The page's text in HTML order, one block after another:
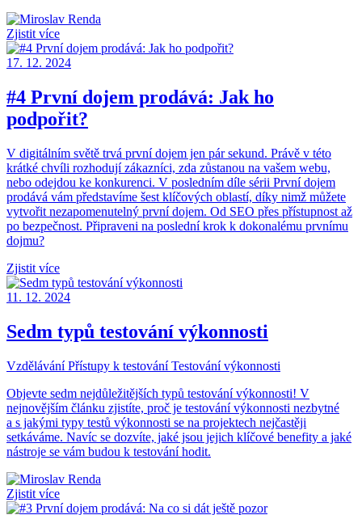
Zjistit více
17. 12. 2024
#4 První dojem prodává: Jak ho
podpořit?
V digitálním světě trvá první dojem jen pár sekund. Právě v této
krátké chvíli rozhodují zákazníci, zda zůstanou na vašem webu,
nebo odejdou ke konkurenci. V posledním díle sérii První dojem
prodává vám představíme šest klíčových oblastí, díky nimž můžete
vytvořit nezapomenutelný první dojem. Od SEO přes přístupnost až
po bezpečnost. Připraveni na poslední krok k dokonalému prvnímu
dojmu?
Zjistit více
11. 12. 2024
Sedm typů testování výkonnosti
Vzdělávání Přístupy k testování Testování výkonnosti
Objevte sedm nejdůležitějších typů testování výkonnosti! V
nejnovějším článku zjistíte, proč je testování výkonnosti nezbytné
a s jakými typy testů výkonnosti se na projektech nejčastěji
setkáváme. Navíc se dozvíte, jaké jsou jejich klíčové benefity a jaké
nástroje se vám budou k testování hodit.
Zjistit více